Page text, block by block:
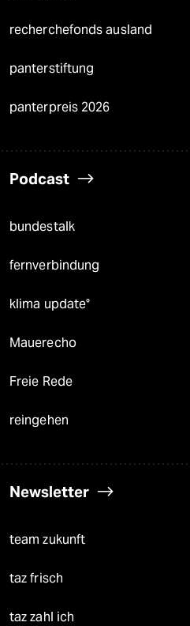
recherchefonds ausland
panterstiftung
panterpreis 2026
Podcast
bundestalk
fernverbindung
klima update°
Mauerecho
Freie Rede
reingehen
Newsletter
team zukunft
taz frisch
taz zahl ich